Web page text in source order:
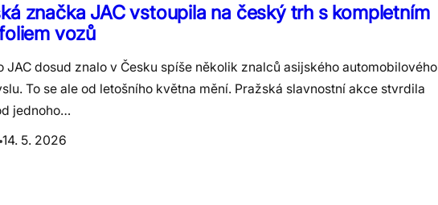
značka JAC vstoupila na český trh s kompletním
vozů
JAC dosud znalo v Česku spíše několik znalců asijského automobilového
To se ale od letošního května mění. Pražská slavnostní akce stvrdila
jednoho…
14. 5. 2026